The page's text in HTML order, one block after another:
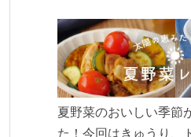
リ食べて、夏バテを吹
う！
夏野菜のおいしい季節
た！今回はきゅうり、